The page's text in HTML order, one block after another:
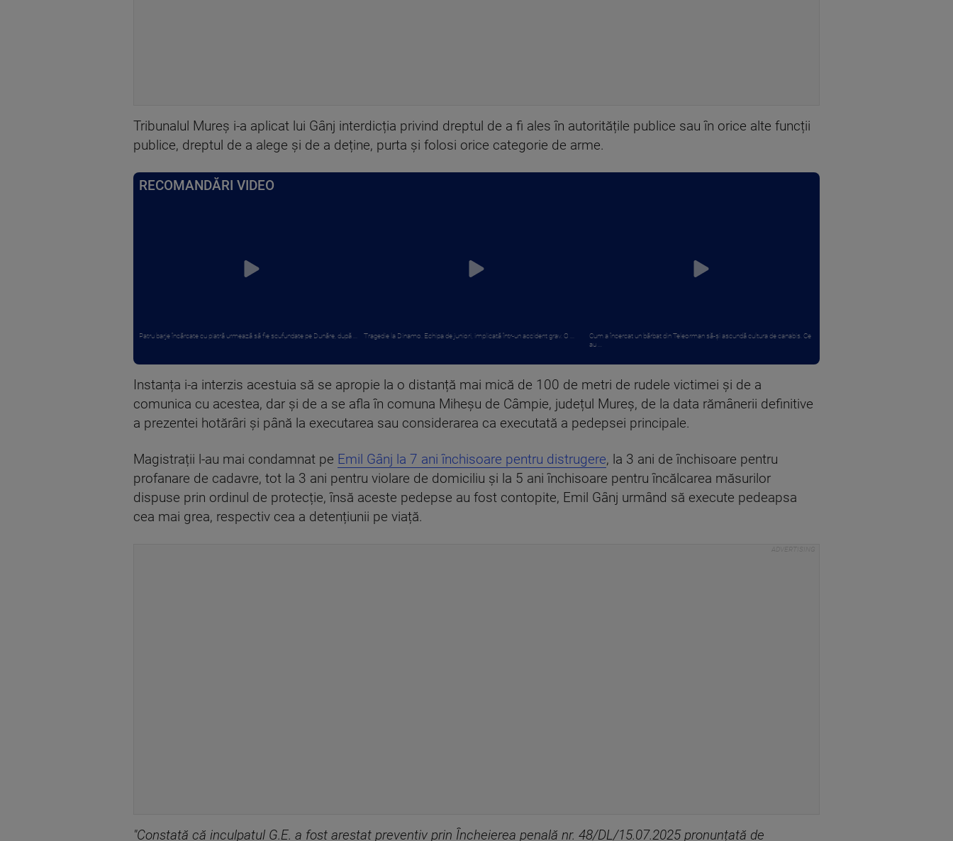
Tribunalul Mureș i-a aplicat lui Gânj interdicția privind dreptul de a fi ales în autoritățile publice sau în orice alte funcții
publice, dreptul de a alege și de a deține, purta și folosi orice categorie de arme.
RECOMANDĂRI VIDEO
Patru barje încărcate cu piatră urmează să fie scufundate pe Dunăre, după ... Tragedie la Dinamo. Echipa de juniori, implicată într-un accident grav. O ...
Cum a încercat un bărbat din Teleorman să-și ascundă cultura de canabis. Ce
au ...
Instanța i-a interzis acestuia să se apropie la o distanță mai mică de 100 de metri de rudele victimei și de a
comunica cu acestea, dar și de a se afla în comuna Miheșu de Câmpie, județul Mureș, de la data rămânerii definitive
a prezentei hotărâri și până la executarea sau considerarea ca executată a pedepsei principale.
Magistrații l-au mai condamnat pe Emil Gânj la 7 ani închisoare pentru distrugere, la 3 ani de închisoare pentru
profanare de cadavre, tot la 3 ani pentru violare de domiciliu și la 5 ani închisoare pentru încălcarea măsurilor
dispuse prin ordinul de protecție, însă aceste pedepse au fost contopite, Emil Gânj urmând să execute pedeapsa
cea mai grea, respectiv cea a detențiunii pe viață.
"Constată că inculpatul G.E. a fost arestat preventiv prin Încheierea penală nr. 48/DL/15.07.2025 pronunțată de